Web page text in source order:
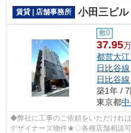
賃貸 | 店舗事務所 小田三ビル
敷0
37.95
都営大
日比谷線
日比谷線
築1年 /
東京都
◆弊社に工事のご依頼をいただけ
デザイナーズ物件★◇各種店舗相談